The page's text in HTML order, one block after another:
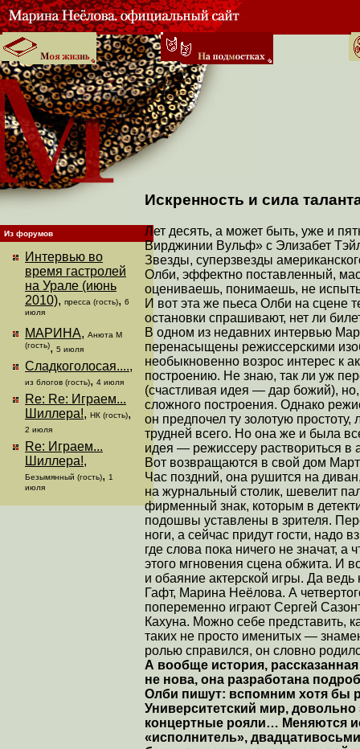
Из форумов
Интервью во
время гастролей
на Урале (июнь
2010), пресса (гость), 6
июля
МАРИНА, Анюта М
(гость), 5 июля
Сладкоголосая....,
из блогов (гость), 4 июля
Re: Re: Играем...
Шиллера!, НК (гость),
2 июля
Re: Играем...
Шиллера!,
Безымянный (гость), 1
июля
Искренность и сила
Лет десять, а может быть, уже и
Вирджинии Вульф» с Элизабет
Звезды, суперзвезды
Олби, эффектно поставленный,
оцениваешь, понимаешь, не
И вот эта же пьеса Олби на сцене
остановки спрашивают, нет ли
В одном из недавних интервью
перенасыщены режиссерскими
необыкновенно возрос интерес к
построению. Не знаю, так ли уж
(счастливая идея — дар божий),
сложного построения. Однако
он предпочел ту золотую
трудней всего. Но она же и была
идея — режиссеру раствориться в
Вот возвращаются в свой дом
Час поздний, она рушится на
на журнальный столик, шевелит
фирменный знак, которым в
подошвы уставлены в зрителя.
ноги, а сейчас придут гости, надо
где слова пока ничего не значат,
этого мгновения сцена обжита. И
и обаяние актерской игры. Да
Гафт, Марина Неёлова. А
попеременно играют Сергей
Кахуна. Можно себе представить,
таких не просто именитых —
ролью справился, он словно
А вообще история,
не нова, она разработана
Олби пишут: вспомним хотя бы
Университетский мир, довольно
концертные рояли… Меняются
«исполнитель»,